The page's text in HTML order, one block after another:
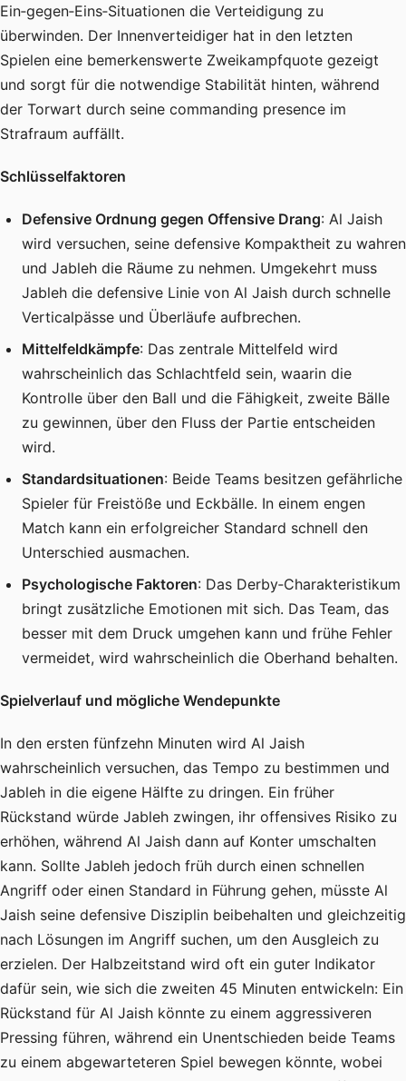
Ein‑gegen‑Eins‑Situationen die Verteidigung zu
überwinden. Der Innenverteidiger hat in den letzten
Spielen eine bemerkenswerte Zweikampfquote gezeigt
und sorgt für die notwendige Stabilität hinten, während
der Torwart durch seine commanding presence im
Strafraum auffällt.
Schlüsselfaktoren
Defensive Ordnung gegen Offensive Drang: Al Jaish
wird versuchen, seine defensive Kompaktheit zu wahren
und Jableh die Räume zu nehmen. Umgekehrt muss
Jableh die defensive Linie von Al Jaish durch schnelle
Verticalpässe und Überläufe aufbrechen.
Mittelfeldkämpfe: Das zentrale Mittelfeld wird
wahrscheinlich das Schlachtfeld sein, waarin die
Kontrolle über den Ball und die Fähigkeit, zweite Bälle
zu gewinnen, über den Fluss der Partie entscheiden
wird.
Standardsituationen: Beide Teams besitzen gefährliche
Spieler für Freistöße und Eckbälle. In einem engen
Match kann ein erfolgreicher Standard schnell den
Unterschied ausmachen.
Psychologische Faktoren: Das Derby‑Charakteristikum
bringt zusätzliche Emotionen mit sich. Das Team, das
besser mit dem Druck umgehen kann und frühe Fehler
vermeidet, wird wahrscheinlich die Oberhand behalten.
Spielverlauf und mögliche Wendepunkte
In den ersten fünfzehn Minuten wird Al Jaish
wahrscheinlich versuchen, das Tempo zu bestimmen und
Jableh in die eigene Hälfte zu dringen. Ein früher
Rückstand würde Jableh zwingen, ihr offensives Risiko zu
erhöhen, während Al Jaish dann auf Konter umschalten
kann. Sollte Jableh jedoch früh durch einen schnellen
Angriff oder einen Standard in Führung gehen, müsste Al
Jaish seine defensive Disziplin beibehalten und gleichzeitig
nach Lösungen im Angriff suchen, um den Ausgleich zu
erzielen. Der Halbzeitstand wird oft ein guter Indikator
dafür sein, wie sich die zweiten 45 Minuten entwickeln: Ein
Rückstand für Al Jaish könnte zu einem aggressiveren
Pressing führen, während ein Unentschieden beide Teams
zu einem abgewarteteren Spiel bewegen könnte, wobei